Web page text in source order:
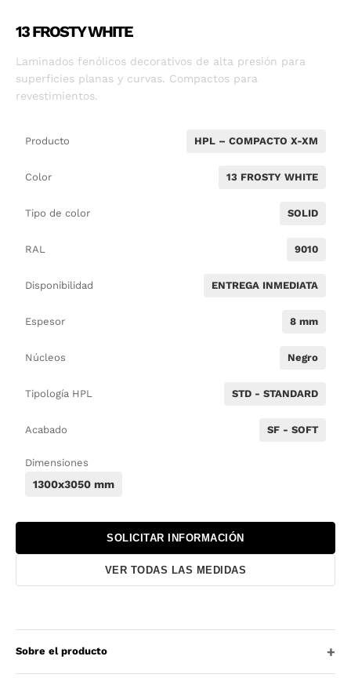
13 FROSTY WHITE
Laminados fenólicos decorativos de alta presión para
superficies planas y curvas. Compactos para
revestimientos.
Producto HPL – COMPACTO X-XM
Color 13 FROSTY WHITE
Tipo de color SOLID
RAL 9010
Disponibilidad ENTREGA INMEDIATA
Espesor 8 mm
Núcleos Negro
Tipología HPL STD - STANDARD
Acabado SF - SOFT
Dimensiones
1300x3050 mm
SOLICITAR INFORMACIÓN
VER TODAS LAS MEDIDAS
Sobre el producto